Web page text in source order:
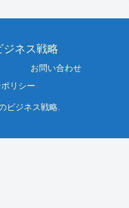
ジネス戦略
お問い合わせ
リシー
ビジネス戦略.